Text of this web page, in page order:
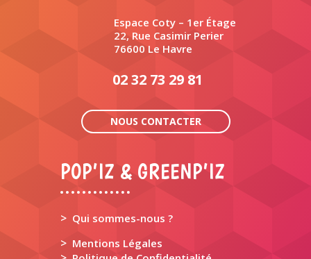
Espace Coty – 1er Étage
22, Rue Casimir Perier
76600 Le Havre
02 32 73 29 81
NOUS CONTACTER
POP’IZ & GREENP’IZ
> Qui sommes-nous ?
> Mentions Légales